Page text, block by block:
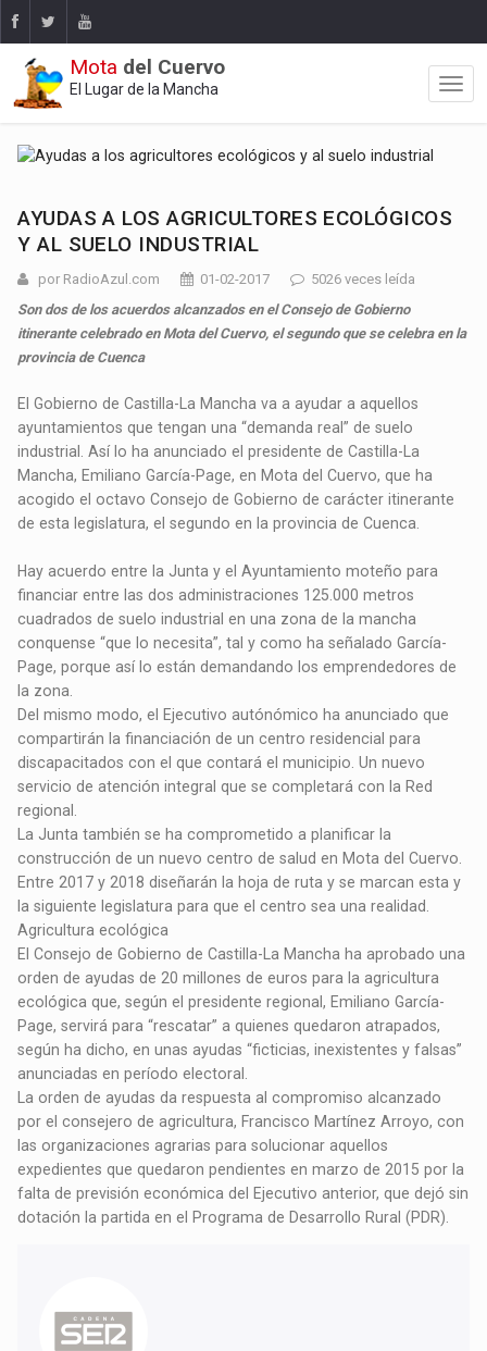
Mota del Cuervo
El Lugar de la Mancha
AYUDAS A LOS AGRICULTORES ECOLÓGICOS
Y AL SUELO INDUSTRIAL
por RadioAzul.com 01-02-2017
5026 veces leída
Son dos de los acuerdos alcanzados en el Consejo de Gobierno
itinerante celebrado en Mota del Cuervo, el segundo que se celebra en la
provincia de Cuenca
El Gobierno de Castilla-La Mancha va a ayudar a aquellos
ayuntamientos que tengan una “demanda real” de suelo
industrial. Así lo ha anunciado el presidente de Castilla-La
Mancha, Emiliano García-Page, en Mota del Cuervo, que ha
acogido el octavo Consejo de Gobierno de carácter itinerante
de esta legislatura, el segundo en la provincia de Cuenca.
Hay acuerdo entre la Junta y el Ayuntamiento moteño para
financiar entre las dos administraciones 125.000 metros
cuadrados de suelo industrial en una zona de la mancha
conquense “que lo necesita”, tal y como ha señalado García-
Page, porque así lo están demandando los emprendedores de
la zona.
Del mismo modo, el Ejecutivo autónómico ha anunciado que
compartirán la financiación de un centro residencial para
discapacitados con el que contará el municipio. Un nuevo
servicio de atención integral que se completará con la Red
regional.
La Junta también se ha comprometido a planificar la
construcción de un nuevo centro de salud en Mota del Cuervo.
Entre 2017 y 2018 diseñarán la hoja de ruta y se marcan esta y
la siguiente legislatura para que el centro sea una realidad.
Agricultura ecológica
El Consejo de Gobierno de Castilla-La Mancha ha aprobado una
orden de ayudas de 20 millones de euros para la agricultura
ecológica que, según el presidente regional, Emiliano García-
Page, servirá para “rescatar” a quienes quedaron atrapados,
según ha dicho, en unas ayudas “ficticias, inexistentes y falsas”
anunciadas en período electoral.
La orden de ayudas da respuesta al compromiso alcanzado
por el consejero de agricultura, Francisco Martínez Arroyo, con
las organizaciones agrarias para solucionar aquellos
expedientes que quedaron pendientes en marzo de 2015 por la
falta de previsión económica del Ejecutivo anterior, que dejó sin
dotación la partida en el Programa de Desarrollo Rural (PDR).